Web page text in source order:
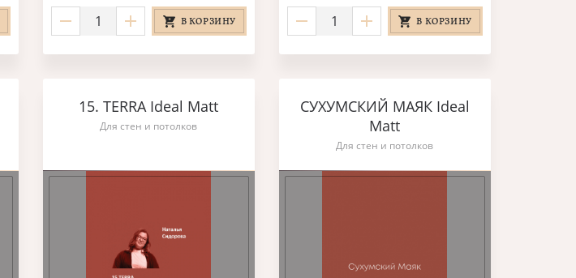
В КОРЗИНУ В КОРЗИНУ
15. TERRA Ideal Matt
Для стен и потолков
СУХУМСКИЙ МАЯК Ideal
Matt
Для стен и потолков